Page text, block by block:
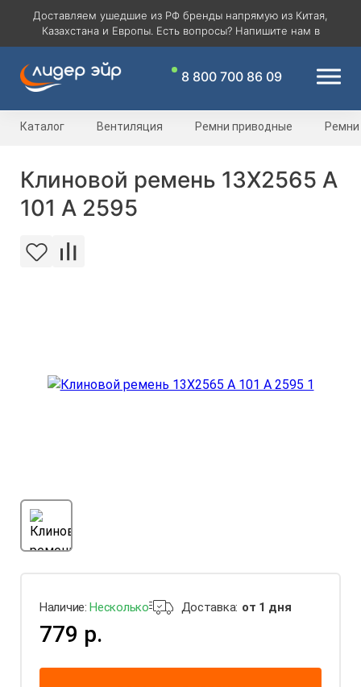
Доставляем ушедшие из РФ бренды напрямую из Китая,
Казахстана и Европы. Есть вопросы? Напишите нам в
8 800 700 86 09
Каталог Вентиляция Ремни приводные
Клиновой ремень 13Х2565 A
101 А 2595
Наличие: Несколько Доставка: от 1 дня
779 р.